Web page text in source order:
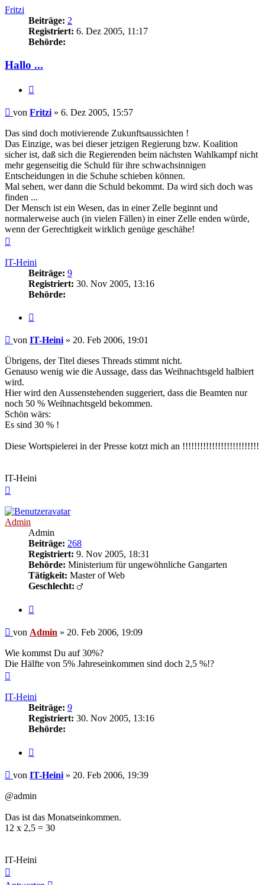
Fritzi
Beiträge: 2
Registriert: 6. Dez 2005, 11:17
Behörde:
Hallo ...
Beitrag
von Fritzi » 6. Dez 2005, 15:57
Das sind doch motivierende Zukunftsaussichten !
Das Einzige, was bei dieser jetzigen Regierung bzw. Koalition
sicher ist, daß sich die Regierenden beim nächsten Wahlkampf nicht
mehr gegenseitig die Schuld für ihre schwachsinnigen
Entscheidungen in die Schuhe schieben können.
Mal sehen, wer dann die Schuld bekommt. Da wird sich doch was
finden ...
Der Mensch ist ein Wesen, das in einer Zelle beginnt und
normalerweise auch (in vielen Fällen) in einer Zelle enden würde,
wenn der Gerechtigkeit wirklich genüge geschähe!
IT-Heini
Beiträge: 9
Registriert: 30. Nov 2005, 13:16
Behörde:
Beitrag
von IT-Heini » 20. Feb 2006, 19:01
Übrigens, der Titel dieses Threads stimmt nicht.
Genauso wenig wie die Aussage, dass das Weihnachtsgeld halbiert
wird.
Hier wird den Aussenstehenden suggeriert, dass die Beamten nur
noch 50 % Weihnachtsgeld bekommen.
Schön wärs:
Es sind 30 % !
Diese Wortspielerei in der Presse kotzt mich an !!!!!!!!!!!!!!!!!!!!!!!!!!
IT-Heini
Admin
Admin
Beiträge: 268
Registriert: 9. Nov 2005, 18:31
Behörde: Ministerium für ungewöhnliche Gangarten
Tätigkeit: Master of Web
Geschlecht:
Beitrag
von Admin » 20. Feb 2006, 19:09
Wie kommst Du auf 30%?
Die Hälfte von 5% Jahreseinkommen sind doch 2,5 %!?
IT-Heini
Beiträge: 9
Registriert: 30. Nov 2005, 13:16
Behörde:
Beitrag
von IT-Heini » 20. Feb 2006, 19:39
@admin
Das ist das Monatseinkommen.
12 x 2,5 = 30
IT-Heini
oben